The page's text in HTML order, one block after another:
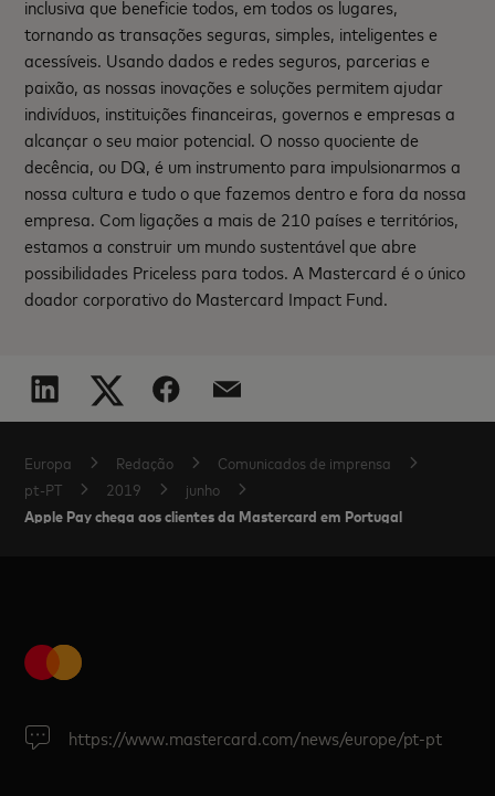
inclusiva que beneficie todos, em todos os lugares,
tornando as transações seguras, simples, inteligentes e
acessíveis. Usando dados e redes seguros, parcerias e
paixão, as nossas inovações e soluções permitem ajudar
indivíduos, instituições financeiras, governos e empresas a
alcançar o seu maior potencial. O nosso quociente de
decência, ou DQ, é um instrumento para impulsionarmos a
nossa cultura e tudo o que fazemos dentro e fora da nossa
empresa. Com ligações a mais de 210 países e territórios,
estamos a construir um mundo sustentável que abre
possibilidades Priceless para todos. A Mastercard é o único
doador corporativo do Mastercard Impact Fund.
Europa Redação
Comunicados de imprensa
pt-PT
2019 junho
Apple Pay chega aos clientes da Mastercard em Portugal
https://www.mastercard.com/news/europe/pt-pt